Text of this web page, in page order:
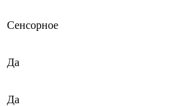
Сенсорное
Да
Да